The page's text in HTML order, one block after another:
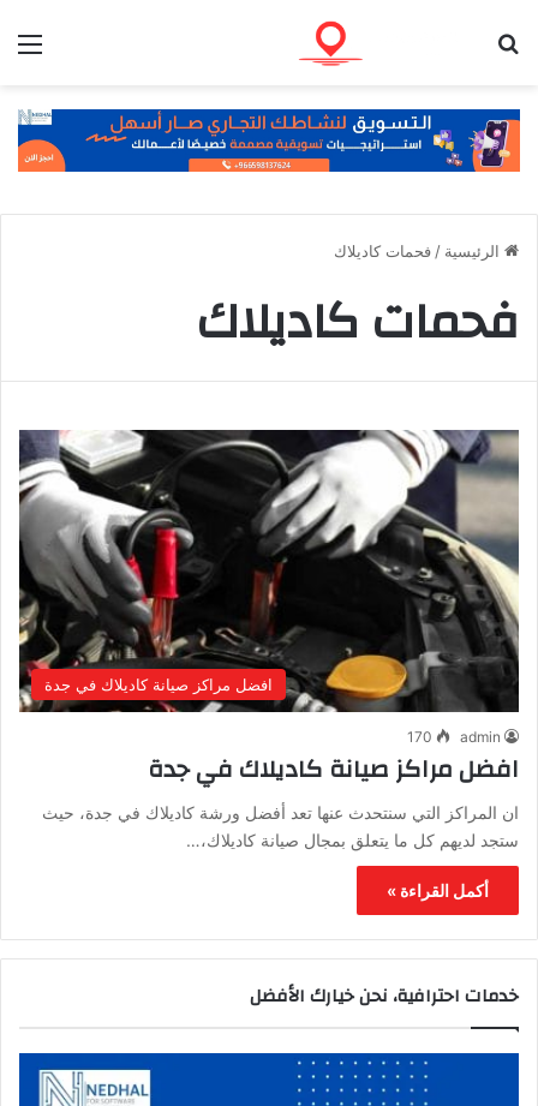
الرئيسية / فحمات كاديلاك
فحمات كاديلاك
افضل مراكز صيانة كاديلاك في جدة
admin
170
افضل مراكز صيانة كاديلاك في جدة
ان المراكز التي سنتحدث عنها تعد أفضل ورشة كاديلاك في جدة، حيث
ستجد لديهم كل ما يتعلق بمجال صيانة كاديلاك،…
أكمل القراءة »
خدمات احترافية، نحن خيارك الأفضل